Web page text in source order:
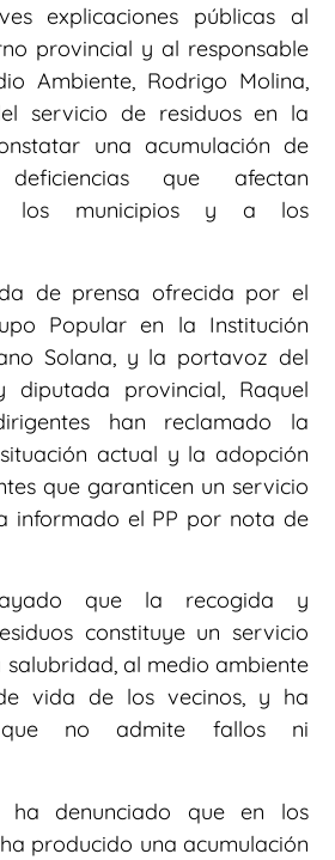
explicaciones públicas al
provincial y al responsable
Ambiente, Rodrigo Molina,
servicio de residuos en la
una acumulación de
que afectan
los municipios y a los
de prensa ofrecida por el
Popular en la Institución
Solana, y la portavoz del
diputada provincial, Raquel
han reclamado la
actual y la adopción
que garanticen un servicio
informado el PP por nota de
que la recogida y
constituye un servicio
al medio ambiente
vida de los vecinos, y ha
no admite fallos ni
ha denunciado que en los
producido una acumulación